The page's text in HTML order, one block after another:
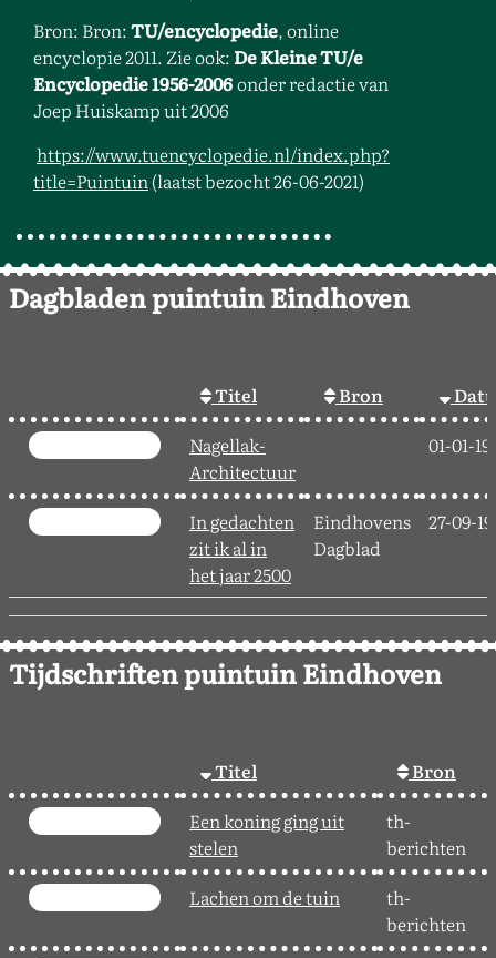
Bron: Bron:TU/encyclopedie, online
encyclopie 2011. Zie ook: De Kleine TU/e
Encyclopedie 1956-2006onder redactie van
Joep Huiskamp uit 2006
https://www.tuencyclopedie.nl/index.php?
title=Puintuin(laatst bezocht 26-06-2021)
Dagbladen puintuin Eindhoven
Titel Bron
Nagellak-
Architectuur
01-01-
In gedachten
zit ik al in
het jaar 2500
Eindhovens
Dagblad
27-09-
Tijdschriften puintuin Eindhoven
Titel
Bron
Een koning ging uit
stelen
th-
berichten
Lachen om de tuin
th-
berichten